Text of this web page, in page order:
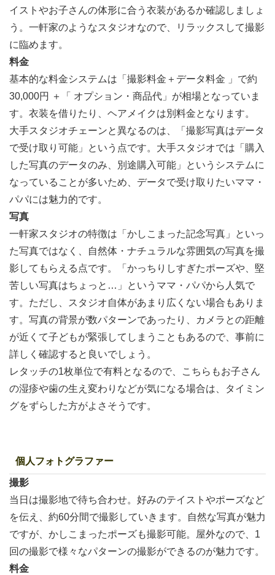
イストやお子さんの体形に合う衣装があるか確認しましょ
う。一軒家のようなスタジオなので、リラックスして撮影
に臨めます。
料金
基本的な料金システムは「撮影料金＋データ料金 」で約
30,000円 ＋「 オプション・商品代」が相場となっていま
す。衣装を借りたり、ヘアメイクは別料金となります。
大手スタジオチェーンと異なるのは、「撮影写真はデータ
で受け取り可能」という点です。大手スタジオでは「購入
した写真のデータのみ、別途購入可能」というシステムに
なっていることが多いため、データで受け取りたいママ・
パパには魅力的です。
写真
一軒家スタジオの特徴は「かしこまった記念写真」といっ
た写真ではなく、自然体・ナチュラルな雰囲気の写真を撮
影してもらえる点です。「かっちりしすぎたポーズや、堅
苦しい写真はちょっと…」というママ・パパから人気で
す。ただし、スタジオ自体があまり広くない場合もありま
す。写真の背景が数パターンであったり、カメラとの距離
が近くて子どもが緊張してしまうこともあるので、事前に
詳しく確認すると良いでしょう。
レタッチの1枚単位で有料となるので、こちらもお子さん
の湿疹や歯の生え変わりなどが気になる場合は、タイミン
グをずらした方がよさそうです。
個人フォトグラファー
撮影
当日は撮影地で待ち合わせ。好みのテイストやポーズなど
を伝え、約60分間で撮影していきます。自然な写真が魅力
ですが、かしこまったポーズも撮影可能。屋外なので、1
回の撮影で様々なパターンの撮影ができるのが魅力です。
料金